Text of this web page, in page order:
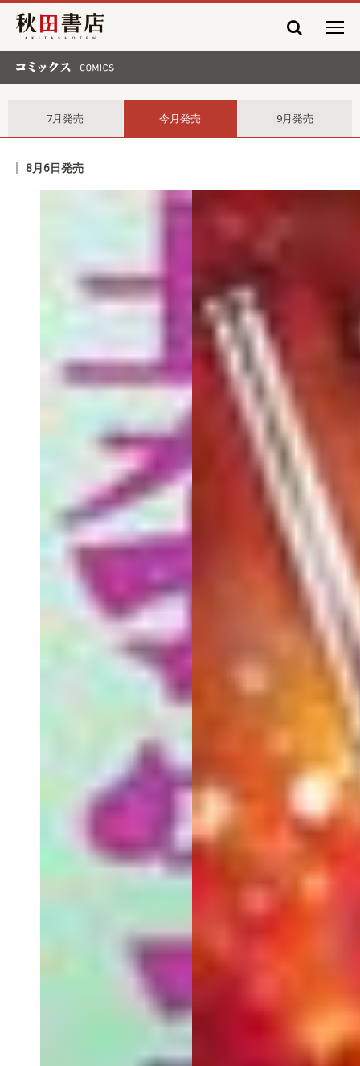
秋田書店
7月発売 今月発売 9月発売
8月6日発売